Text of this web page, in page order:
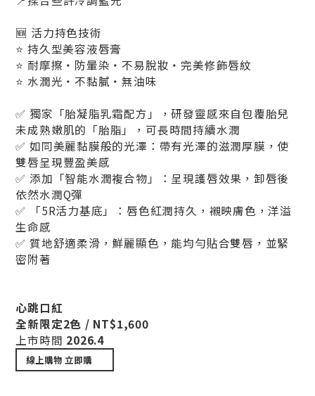
🆕 活力持色技術
⭐ 持久型美容液唇膏
⭐ 耐摩擦‧防暈染‧不易脫妝‧完美修飾唇紋
⭐ 水潤光‧不黏膩‧無油味
✅ 獨家「胎凝脂乳霜配方」，研發靈感來自包覆胎兒
未成熟嫩肌的「胎脂」，可長時間持續水潤
✅ 如同美麗黏膜般的光澤：帶有光澤的滋潤厚膜，使
雙唇呈現豐盈美感
✅ 添加「智能水潤複合物」：呈現護唇效果，卸唇後
依然水潤Q彈
✅ 「5R活力基底」：唇色紅潤持久，襯映膚色，洋溢
生命感
✅ 質地舒適柔滑，鮮麗顯色，能均勻貼合雙唇，並緊
密附著
心跳口紅
全新限定2色 / NT$1,600
上市時間 2026.4
線上購物 立即購